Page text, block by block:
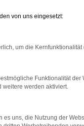
Wahl nur
anderen
begeistert schon
und der
von uns eingesetzt:
um die
Funktionalität
weitere werden aktiviert.
es uns, die Nutzung der